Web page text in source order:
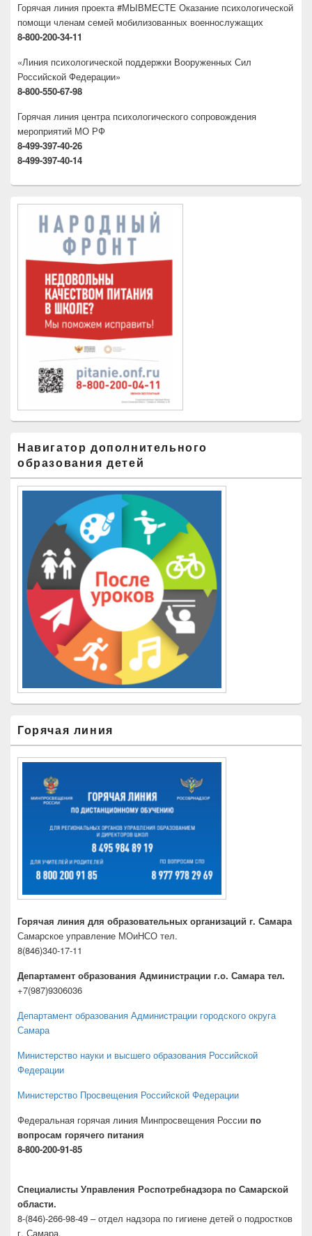
Горячая линия проекта #МЫВМЕСТЕ Оказание психологической
помощи членам семей мобилизованных военнослужащих
8-800-200-34-11
«Линия психологической поддержки Вооруженных Сил
Российской Федерации»
8-800-550-67-98
Горячая линия центра психологического сопровождения
мероприятий МО РФ
8-499-397-40-26
8-499-397-40-14
Навигатор дополнительного
образования детей
Горячая линия
Горячая линия для образовательных организаций г. Самара
Самарское управление МОиНСО тел.
8(846)340-17-11
Департамент образования Администрации г.о. Самара тел.
+7(987)9306036
Департамент образования Администрации городского округа
Самара
Министерство науки и высшего образования Российской
Федерации
Министерство Просвещения Российской Федерации
Федеральная горячая линия Минпросвещения России по
вопросам горячего питания
8-800-200-91-85
Специалисты Управления Роспотребнадзора по Самарской
области.
8-(846)-266-98-49 – отдел надзора по гигиене детей о подростков
г. Самара.